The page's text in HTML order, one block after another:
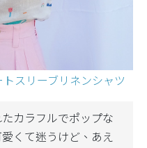
スリーブリネンシャツ
カラフルでポップな
くて迷うけど、あえ